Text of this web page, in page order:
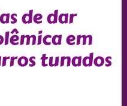
de dar
em
tunados